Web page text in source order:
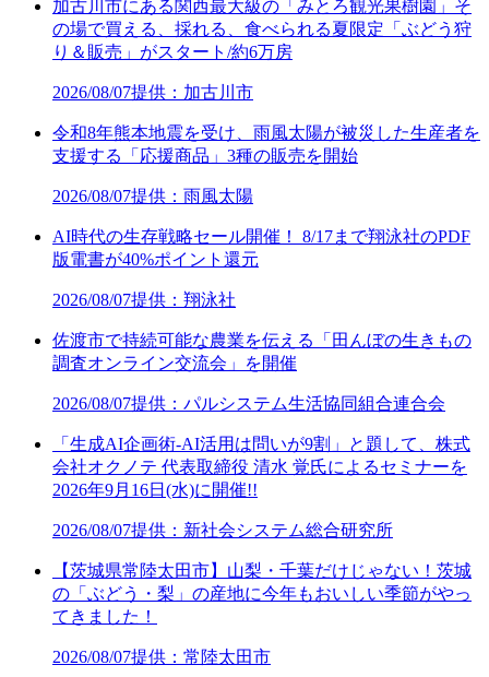
加古川市にある関西最大級の「みとろ観光果樹園」そ
の場で買える、採れる、食べられる夏限定「ぶどう狩
り＆販売」がスタート/約6万房
2026/08/07提供：加古川市
令和8年熊本地震を受け、雨風太陽が被災した生産者を
支援する「応援商品」3種の販売を開始
2026/08/07提供：雨風太陽
AI時代の生存戦略セール開催！ 8/17まで翔泳社のPDF
版電書が40%ポイント還元
2026/08/07提供：翔泳社
佐渡市で持続可能な農業を伝える「田んぼの生きもの
調査オンライン交流会」を開催
2026/08/07提供：パルシステム生活協同組合連合会
「生成AI企画術-AI活用は問いが9割」と題して、株式
会社オクノテ 代表取締役 清水 覚氏によるセミナーを
2026年9月16日(水)に開催!!
2026/08/07提供：新社会システム総合研究所
【茨城県常陸太田市】山梨・千葉だけじゃない！茨城
の「ぶどう・梨」の産地に今年もおいしい季節がやっ
てきました！
2026/08/07提供：常陸太田市